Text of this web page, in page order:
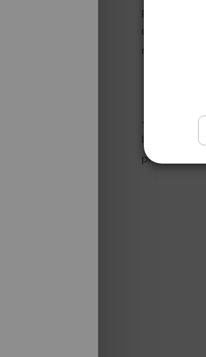
aime dire le
record du
Jouer à
le bruit des
profitent